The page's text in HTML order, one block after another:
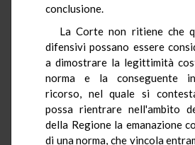
conclusione.
La Corte non ritiene che
difensivi possano essere
a dimostrare la legittimità
norma e la conseguente
ricorso, nel quale si
possa rientrare nell'ambito
della Regione la emanazione
di una norma, che vincola